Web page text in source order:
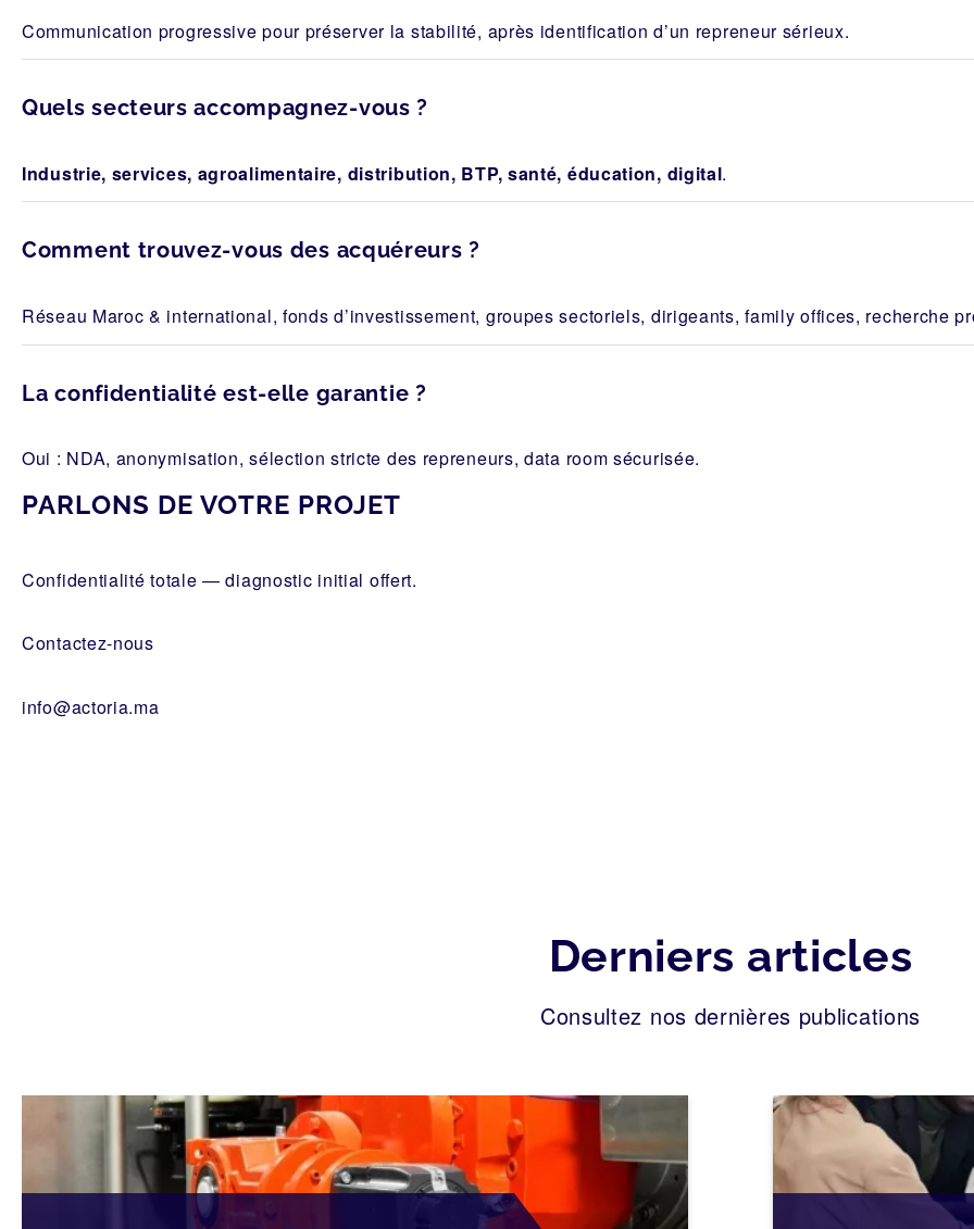
Communication progressive pour préserver la stabilité, après identification d’un repreneur sérieux.
Quels secteurs accompagnez-vous ?
Industrie, services, agroalimentaire, distribution, BTP, santé, éducation, digital.
Comment trouvez-vous des acquéreurs ?
Réseau Maroc & international, fonds d’investissement, groupes sectoriels, dirigeants, family offices, recherche
La confidentialité est-elle garantie ?
Oui : NDA, anonymisation, sélection stricte des repreneurs, data room sécurisée.
PARLONS DE VOTRE PROJET
Confidentialité totale — diagnostic initial offert.
Contactez-nous
info@actoria.ma
Derniers articles
Consultez nos dernières publications